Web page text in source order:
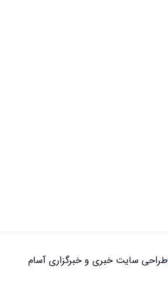
طراحی سایت خبری و خبرگزاری آسام